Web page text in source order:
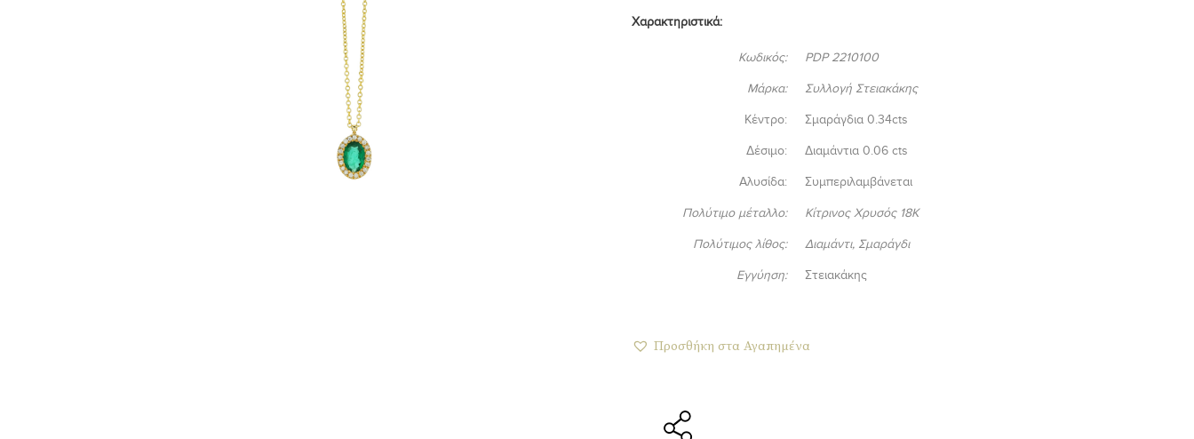
Χαρακτηριστικά:
Κωδικός: PDP 2210100
Μάρκα: Συλλογή Στειακάκης
Κέντρο: Σμαράγδια 0.34cts
Δέσιμο: Διαμάντια 0.06 cts
Αλυσίδα: Συμπεριλαμβάνεται
Πολύτιμο μέταλλο: Κίτρινος Χρυσός 18K
Πολύτιμος λίθος: Διαμάντι, Σμαράγδι
Εγγύηση: Στειακάκης
Προσθήκη στα Αγαπημένα